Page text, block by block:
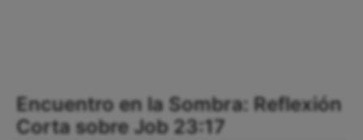
Encuentro en la Sombra: Reflexión
Corta sobre Job 23:17